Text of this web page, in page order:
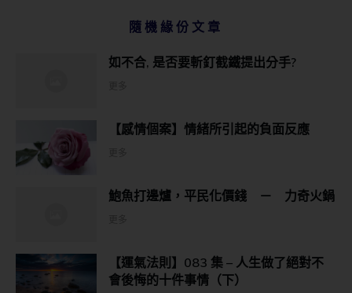
隨機緣份文章
如不合, 是否要斬釘截鐵提出分手?
【感情個案】情緒所引起的負面反應
鮑魚打邊爐，平民化價錢 － 力奇火鍋
【運氣法則】083 集 – 人生做了絕對不
會後悔的十件事情（下）